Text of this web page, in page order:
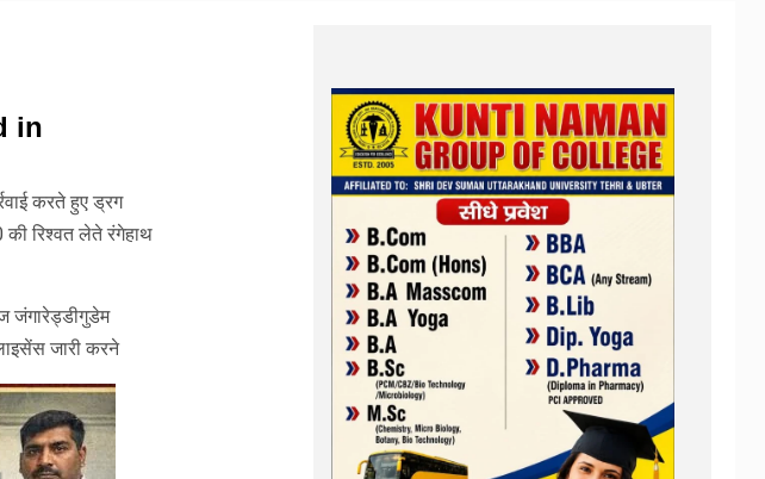
in
करते हुए ड्रग
रिश्वत लेते रंगेहाथ
जंगारेड्डीगुडेम
जारी करने